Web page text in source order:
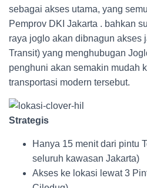
sebagai akses utama, yang
Pemprov DKI Jakarta . bahkan
raya joglo akan dibnagun akses
Transit) yang menghubugan
penghuni akan semakin mudah
transportasi modern tersebut.
Strategis
Hanya 15 menit dari pintu
seluruh kawasan Jakarta)
Akses ke lokasi lewat 3